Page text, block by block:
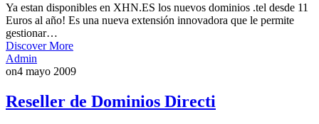
Ya estan disponibles en XHN.ES los nuevos dominios .tel desde 11
Euros al año! Es una nueva extensión innovadora que le permite
gestionar…
Discover More
Admin
on4 mayo 2009
Reseller de Dominios Directi